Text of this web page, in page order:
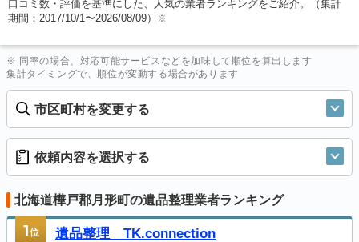
口コミ数・評価を基準にした、人気の業者ランキングをご紹介。（集計
期間：2017/10/1〜2026/08/09） ※
※ 同率の場合、対応可能サービスなどを加味して順位を算出します
集計タイミングで、順位が変動する場合があります
市区町村を変更する
依頼内容を選択する
北海道樺戸郡月形町の遺品整理業者ランキング
1位 遺品整理 TK.connection